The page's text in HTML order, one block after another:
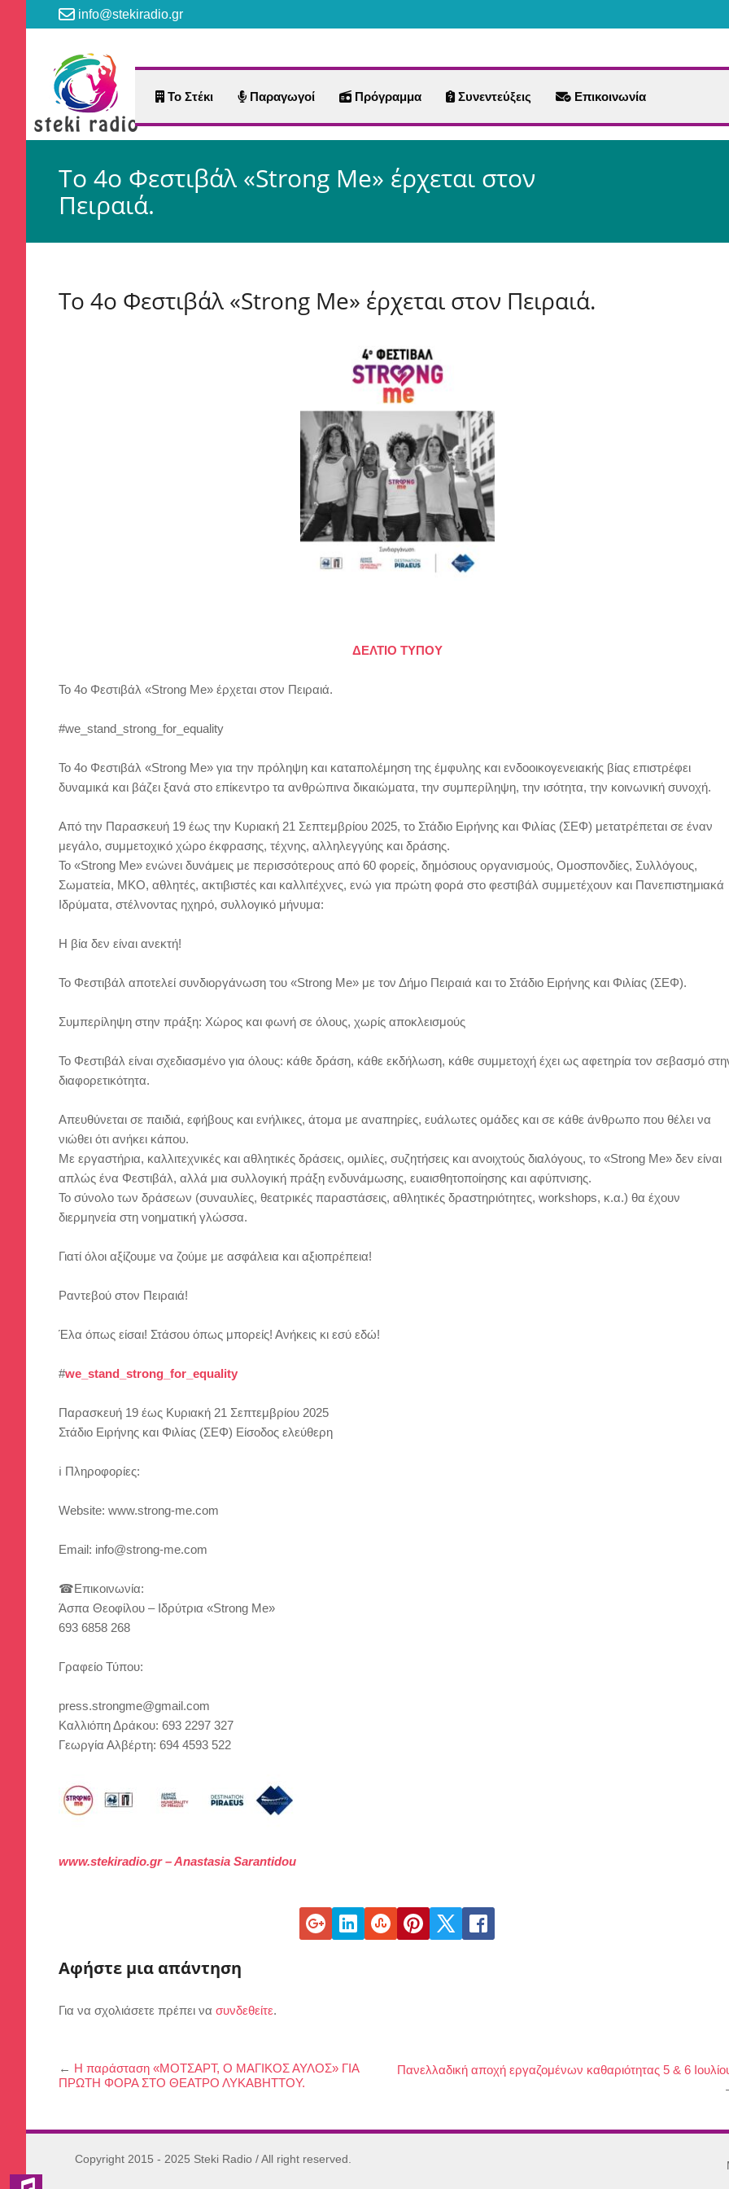
info@stekiradio.gr
Το Στέκι Παραγωγοί Πρόγραμμα Συνεντεύξεις Επικοινωνία
Το 4ο Φεστιβάλ «Strong Me» έρχεται στον
Πειραιά.
Το 4ο Φεστιβάλ «Strong Me» έρχεται στον Πειραιά.
ΔΕΛΤΙΟ ΤΥΠΟΥ
Το 4ο Φεστιβάλ «Strong Me» έρχεται στον Πειραιά.
#we_stand_strong_for_equality
Το 4ο Φεστιβάλ «Strong Me» για την πρόληψη και καταπολέμηση της έμφυλης και ενδοοικογενειακής βίας επιστρέφει
δυναμικά και βάζει ξανά στο επίκεντρο τα ανθρώπινα δικαιώματα, την συμπερίληψη, την ισότητα, την κοινωνική συνοχή.
Από την Παρασκευή 19 έως την Κυριακή 21 Σεπτεμβρίου 2025, το Στάδιο Ειρήνης και Φιλίας (ΣΕΦ) μετατρέπεται σε έναν
μεγάλο, συμμετοχικό χώρο έκφρασης, τέχνης, αλληλεγγύης και δράσης.
Το «Strong Me» ενώνει δυνάμεις με περισσότερους από 60 φορείς, δημόσιους οργανισμούς, Ομοσπονδίες, Συλλόγους,
Σωματεία, ΜΚΟ, αθλητές, ακτιβιστές και καλλιτέχνες, ενώ για πρώτη φορά στο φεστιβάλ συμμετέχουν και Πανεπιστημιακά
Ιδρύματα, στέλνοντας ηχηρό, συλλογικό μήνυμα:
Η βία δεν είναι ανεκτή!
Το Φεστιβάλ αποτελεί συνδιοργάνωση του «Strong Me» με τον Δήμο Πειραιά και το Στάδιο Ειρήνης και Φιλίας (ΣΕΦ).
Συμπερίληψη στην πράξη: Χώρος και φωνή σε όλους, χωρίς αποκλεισμούς
Το Φεστιβάλ είναι σχεδιασμένο για όλους: κάθε δράση, κάθε εκδήλωση, κάθε συμμετοχή έχει ως αφετηρία τον σεβασμό
διαφορετικότητα.
Απευθύνεται σε παιδιά, εφήβους και ενήλικες, άτομα με αναπηρίες, ευάλωτες ομάδες και σε κάθε άνθρωπο που θέλει να
νιώθει ότι ανήκει κάπου.
Με εργαστήρια, καλλιτεχνικές και αθλητικές δράσεις, ομιλίες, συζητήσεις και ανοιχτούς διαλόγους, το «Strong Me» δεν είναι
απλώς ένα Φεστιβάλ, αλλά μια συλλογική πράξη ενδυνάμωσης, ευαισθητοποίησης και αφύπνισης.
Το σύνολο των δράσεων (συναυλίες, θεατρικές παραστάσεις, αθλητικές δραστηριότητες, workshops, κ.α.) θα έχουν
διερμηνεία στη νοηματική γλώσσα.
Γιατί όλοι αξίζουμε να ζούμε με ασφάλεια και αξιοπρέπεια!
Ραντεβού στον Πειραιά!
Έλα όπως είσαι! Στάσου όπως μπορείς! Ανήκεις κι εσύ εδώ!
#we_stand_strong_for_equality
Παρασκευή 19 έως Κυριακή 21 Σεπτεμβρίου 2025
Στάδιο Ειρήνης και Φιλίας (ΣΕΦ) Είσοδος ελεύθερη
ℹ Πληροφορίες:
Website: www.strong-me.com
Email: info@strong-me.com
☎Επικοινωνία:
Άσπα Θεοφίλου – Ιδρύτρια «Strong Me»
693 6858 268
Γραφείο Τύπου:
press.strongme@gmail.com
Καλλιόπη Δράκου: 693 2297 327
Γεωργία Αλβέρτη: 694 4593 522
www.stekiradio.gr – Anastasia Sarantidou
Αφήστε μια απάντηση
Για να σχολιάσετε πρέπει να συνδεθείτε.
← Η παράσταση «ΜΟΤΣΑΡΤ, Ο ΜΑΓΙΚΟΣ ΑΥΛΟΣ» ΓΙΑ
ΠΡΩΤΗ ΦΟΡΑ ΣΤΟ ΘΕΑΤΡΟ ΛΥΚΑΒΗΤΤΟΥ.
Πανελλαδική αποχή εργαζομένων καθαριότητας 5 & 6
Copyright 2015 - 2025 Steki Radio / All right reserved.